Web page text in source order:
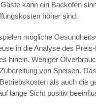
kann ein Backofen
höher sind.
mögliche
in die Analyse des
hinein. Weniger
von Speisen.
als auch die
lange Sicht positiv